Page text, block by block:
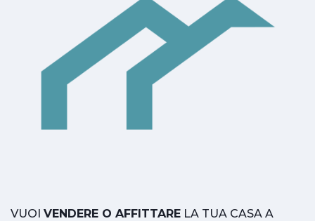
VUOI VENDERE O AFFITTARE LA TUA CASA A